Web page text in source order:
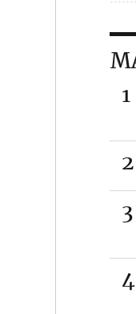
1
2
3
4